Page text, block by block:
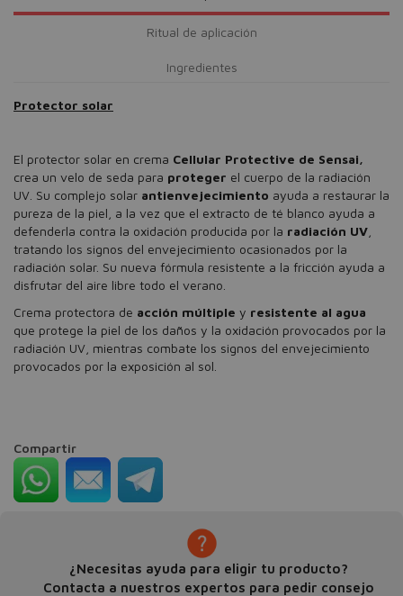
Ritual de aplicación
Ingredientes
Protector solar
El protector solar en crema Cellular Protective de Sensai,
crea un velo de seda para proteger el cuerpo de la radiación
UV. Su complejo solar antienvejecimiento ayuda a restaurar la
pureza de la piel, a la vez que el extracto de té blanco ayuda a
defenderla contra la oxidación producida por la radiación UV
tratando los signos del envejecimiento ocasionados por la
radiación solar. Su nueva fórmula resistente a la fricción ayuda a
disfrutar del aire libre todo el verano.
Crema protectora de acción múltiple y resistente al agua
que protege la piel de los daños y la oxidación provocados por la
radiación UV, mientras combate los signos del envejecimiento
provocados por la exposición al sol.
Compartir
¿Necesitas ayuda para eligir tu producto?
Contacta a nuestros expertos para pedir consejo